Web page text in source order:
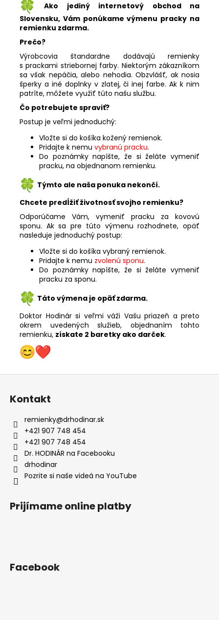
Ako jediný internetový obchod na
Slovensku, Vám ponúkame výmenu pracky na
remienku zdarma.
Prečo?
Výrobcovia štandardne dodávajú remienky
s prackami striebornej farby. Niektorým zákazníkom
sa však nepáčia, alebo nehodia. Obzvlášť, ak nosia
šperky a iné doplnky v zlatej, či inej farbe. Ak k nim
patríte, môžete využiť túto našu službu.
Čo potrebujete spraviť?
Postup je veľmi jednoduchý:
Vložte si do košíka kožený remienok.
Pridajte k nemu vybranú pracku.
Do poznámky napíšte, že si želáte vymeniť
pracku, na objednanom remienku.
Týmto ale naša ponuka nekončí.
Chcete predĺžiť životnosť svojho remienku?
Odporúčame Vám, vymeniť pracku za kovovú
sponu. Ak sa pre túto výmenu rozhodnete, opäť
nasleduje jednoduchý postup:
Vložte si do košíka vybraný remienok.
Pridajte k nemu zvolenú sponu.
Do poznámky napíšte, že si želáte vymeniť
pracku za sponu.
Táto výmena je opäť zdarma.
Doktor Hodinár si veľmi váži Vašu priazeň a preto
okrem uvedených služieb, objednaním tohto
remienku, získate 2 baretky ako darček.
Z
Kontakt
remienky@drhodinar.sk
+421 907 748 454
+421 907 748 454
Dr. HODINÁR na Facebooku
drhodinar
Pozrite si naše videá na YouTube
Prijímame online platby
Facebook